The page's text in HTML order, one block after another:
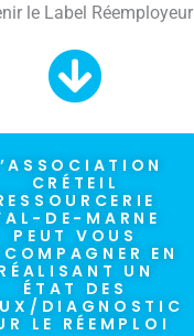
le Label Réemployeur
CRÉTEIL
DE-MARNE
PEUT VOUS
EN
UN
ÉTAT DES
DIAGNOSTIC
LE RÉEMPLOI